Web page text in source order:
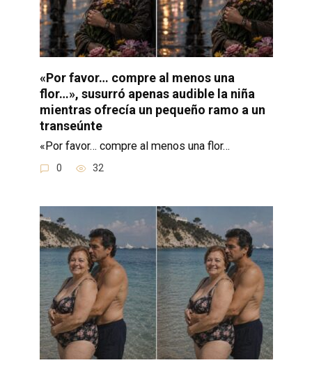
«Por favor… compre al menos una
flor…», susurró apenas audible la niña
mientras ofrecía un pequeño ramo a un
transeúnte
«Por favor… compre al menos una flor…
0 32